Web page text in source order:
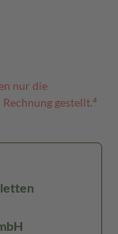
nur die
gestellt.⁴